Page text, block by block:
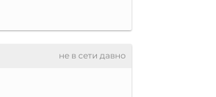
не в сети давно